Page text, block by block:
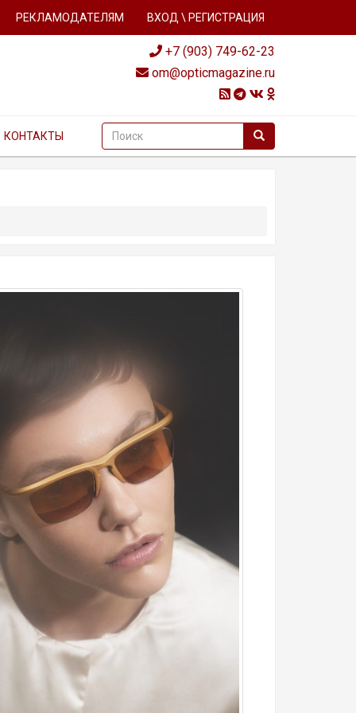
РЕКЛАМОДАТЕЛЯМ ВХОД \ РЕГИСТРАЦИЯ
+7 (903) 749-62-23
om@opticmagazine.ru
КОНТАКТЫ